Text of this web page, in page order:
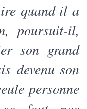
quand il a
poursuit-il,
son grand
devenu son
personne